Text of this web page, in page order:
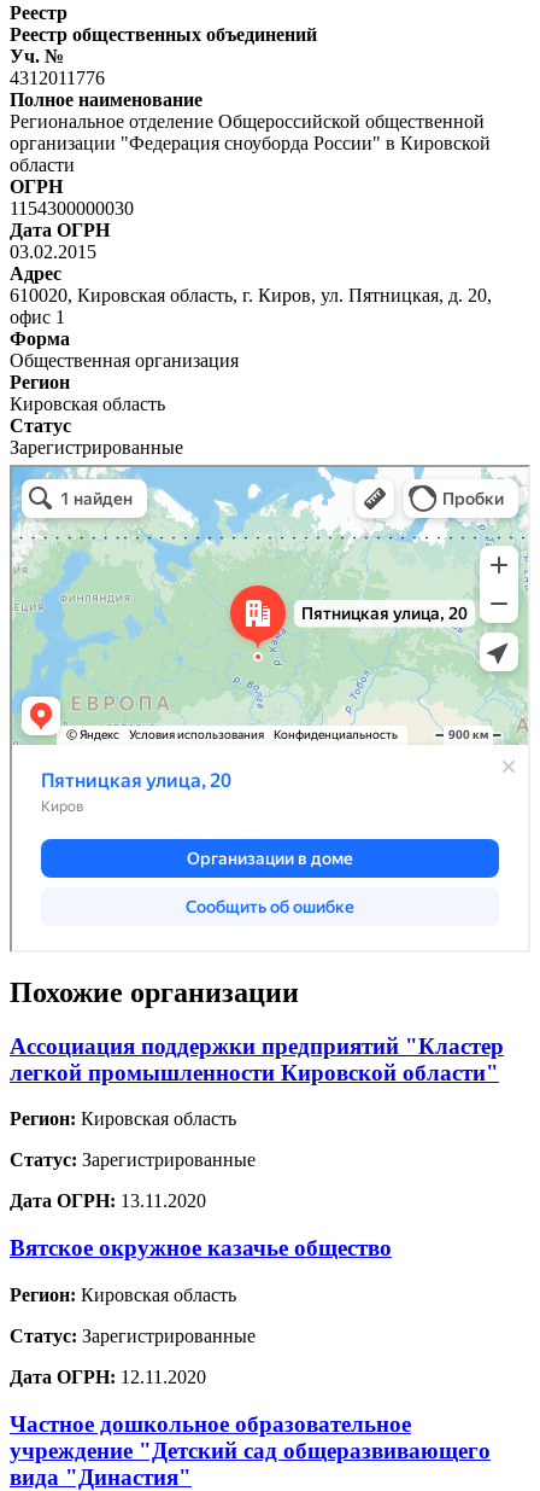
Реестр
Реестр общественных объединений
Уч. №
4312011776
Полное наименование
Региональное отделение Общероссийской общественной
организации "Федерация сноуборда России" в Кировской
области
ОГРН
1154300000030
Дата ОГРН
03.02.2015
Адрес
610020, Кировская область, г. Киров, ул. Пятницкая, д. 20,
офис 1
Форма
Общественная организация
Регион
Кировская область
Статус
Зарегистрированные
Похожие организации
Ассоциация поддержки предприятий "Кластер
легкой промышленности Кировской области"
Регион: Кировская область
Статус: Зарегистрированные
Дата ОГРН: 13.11.2020
Вятское окружное казачье общество
Регион: Кировская область
Статус: Зарегистрированные
Дата ОГРН: 12.11.2020
Частное дошкольное образовательное
учреждение "Детский сад общеразвивающего
вида "Династия"